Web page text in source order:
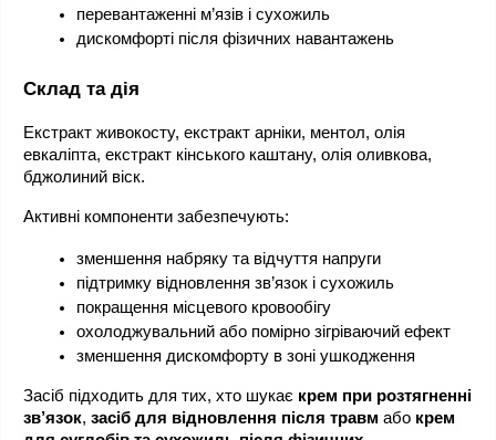
перевантаженні м’язів і сухожиль
дискомфорті після фізичних навантажень
Склад та дія
Екстракт живокосту, екстракт арніки, ментол, олія
евкаліпта, екстракт кінського каштану, олія оливкова,
бджолиний віск.
Активні компоненти забезпечують:
зменшення набряку та відчуття напруги
підтримку відновлення зв’язок і сухожиль
покращення місцевого кровообігу
охолоджувальний або помірно зігріваючий ефект
зменшення дискомфорту в зоні ушкодження
Засіб підходить для тих, хто шукає крем при розтягненні
зв’язок, засіб для відновлення після травм або крем